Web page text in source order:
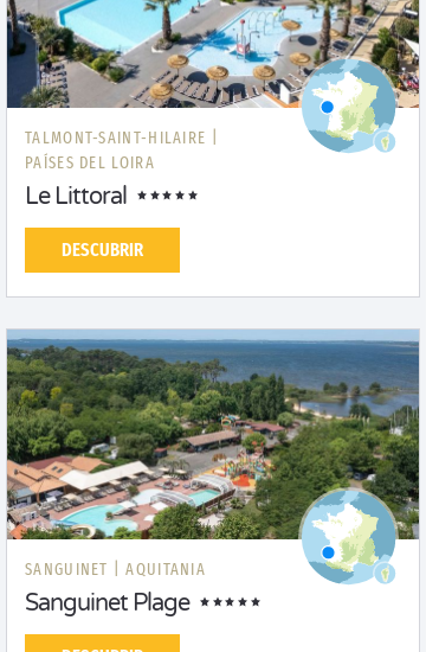
TALMONT-SAINT-HILAIRE |
PAÍSES DEL LOIRA
Le Littoral
DESCUBRIR
SANGUINET | AQUITANIA
Sanguinet Plage